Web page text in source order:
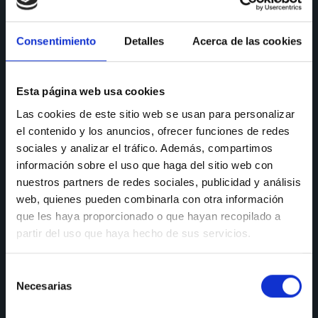
Consentimiento Detalles Acerca de las cookies
Esta página web usa cookies
Las cookies de este sitio web se usan para personalizar
el contenido y los anuncios, ofrecer funciones de redes
sociales y analizar el tráfico. Además, compartimos
información sobre el uso que haga del sitio web con
nuestros partners de redes sociales, publicidad y análisis
web, quienes pueden combinarla con otra información
que les haya proporcionado o que hayan recopilado a
partir del uso que haya hecho de sus servicios.
Necesarias
CONSULTAS
91 690 96 63
Móvil:636 59 60 42
E-mail: info@nectali.com
SHOWROOM
Timanfaya, 15, 17 y 19
28970 Humanes de Madrid
Lunes a viernes: